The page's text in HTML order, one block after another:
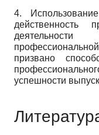
4.
действенность
призвано
успешности